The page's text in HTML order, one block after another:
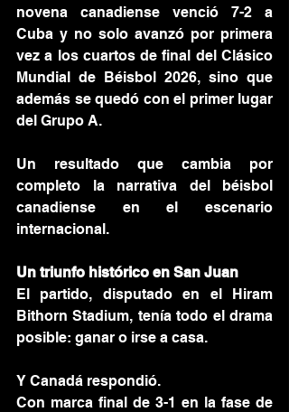
novena canadiense venció 7-2 a
Cuba y no solo avanzó por primera
vez a los cuartos de final del Clásico
Mundial de Béisbol 2026, sino que
además se quedó con el primer lugar
del Grupo A.
Un resultado que cambia por
completo la narrativa del béisbol
canadiense en el escenario
internacional.
Un triunfo histórico en San Juan
El partido, disputado en el Hiram
Bithorn Stadium, tenía todo el drama
posible: ganar o irse a casa.
Y Canadá respondió.
Con marca final de 3-1 en la fase de